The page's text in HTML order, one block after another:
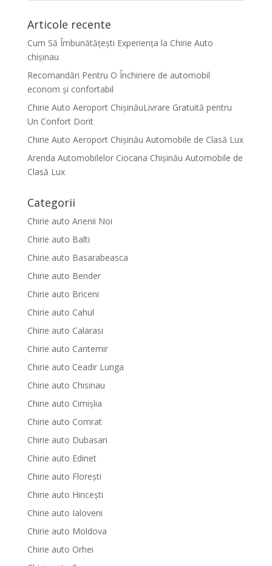
Articole recente
Cum Să Îmbunătățești Experiența la Chirie Auto
chişinau
Recomandări Pentru O Închiriere de automobil
econom și confortabil
Chirie Auto Aeroport ChișinăuLivrare Gratuită pentru
Un Confort Dorit
Chirie Auto Aeroport Chișinău Automobile de Clasă Lux
Arenda Automobilelor Ciocana Chișinău Automobile de
Clasă Lux
Categorii
Chirie auto Anenii Noi
Chirie auto Balti
Chirie auto Basarabeasca
Chirie auto Bender
Chirie auto Briceni
Chirie auto Cahul
Chirie auto Calarasi
Chirie auto Cantemir
Chirie auto Ceadir Lunga
Chirie auto Chisinau
Chirie auto Cimișlia
Chirie auto Comrat
Chirie auto Dubasari
Chirie auto Edinet
Chirie auto Florești
Chirie auto Hinceşti
Chirie auto Ialoveni
Chirie auto Moldova
Chirie auto Orhei